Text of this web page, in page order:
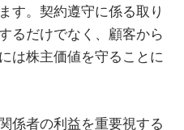
す。契約遵守に係る取り
るだけでなく、顧客から
は株主価値を守ることに
係者の利益を重要視する